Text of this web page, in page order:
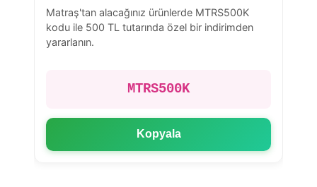
Matraş'tan alacağınız ürünlerde MTRS500K
kodu ile 500 TL tutarında özel bir indirimden
yararlanın.
MTRS500K
Kopyala